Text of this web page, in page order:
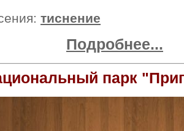
тиснение
Подробнее...
парк